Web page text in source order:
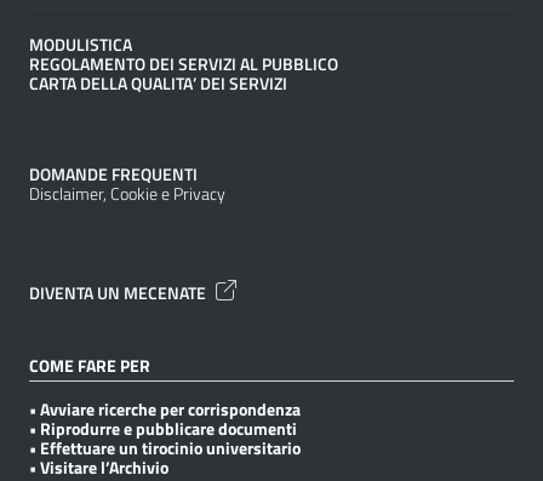
MODULISTICA
REGOLAMENTO DEI SERVIZI AL PUBBLICO
CARTA DELLA QUALITA’ DEI SERVIZI
DOMANDE FREQUENTI
Disclaimer, Cookie e Privacy
DIVENTA UN MECENATE
COME FARE PER
• Avviare ricerche per corrispondenza
• Riprodurre e pubblicare documenti
• Effettuare un tirocinio universitario
• Visitare l’Archivio